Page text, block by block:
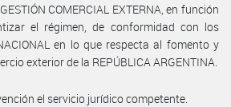
COMERCIAL EXTERNA, en función
el régimen, de conformidad con los
en lo que respecta al fomento y
exterior de la REPÚBLICA ARGENTINA.
el servicio jurídico competente.